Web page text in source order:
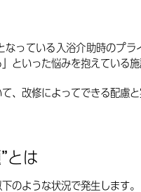
っている入浴介助時のプ
といった悩みを抱えている
、改修によってできる配慮と
とは
のような状況で発生します。